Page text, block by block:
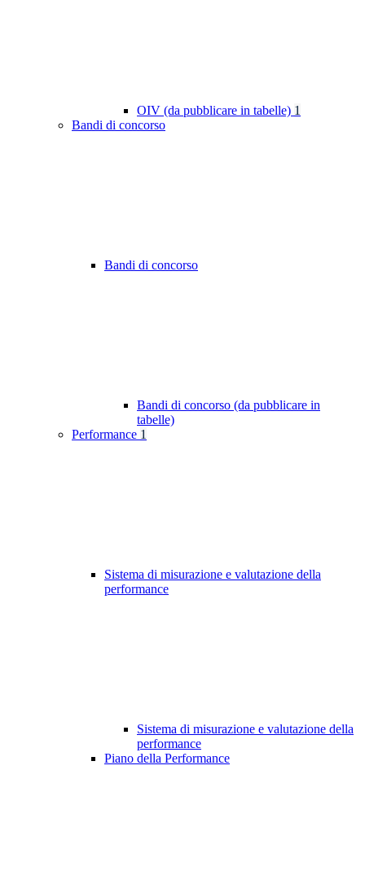
OIV (da pubblicare in tabelle) 1
Bandi di concorso
Bandi di concorso
Bandi di concorso (da pubblicare in
tabelle)
Performance 1
Sistema di misurazione e valutazione della
performance
Sistema di misurazione e valutazione della
performance
Piano della Performance